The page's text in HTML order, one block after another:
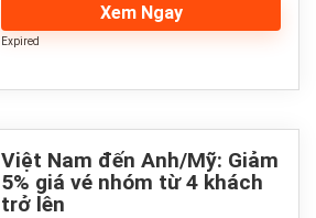
Xem Ngay
Expired
Việt Nam đến Anh/Mỹ: Giảm
5% giá vé nhóm từ 4 khách
trở lên